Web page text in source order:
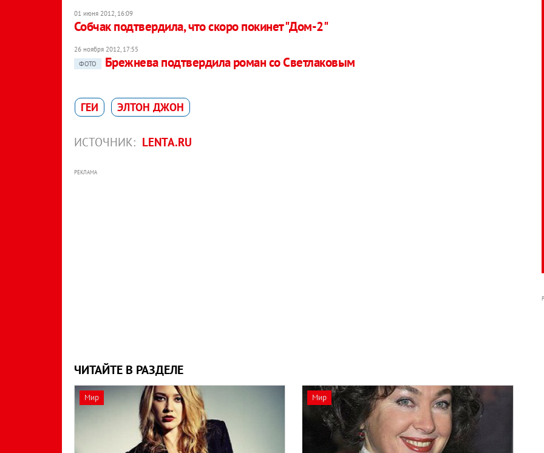
01 июня 2012, 16:09
Собчак подтвердила, что скоро покинет "Дом-2"
26 ноября 2012, 17:55
ФОТО
Брежнева подтвердила роман со Светлаковым
ГЕИ ЭЛТОН ДЖОН
ИСТОЧНИК: LENTA.RU
РЕКЛАМА
ЧИТАЙТЕ В РАЗДЕЛЕ
Мир Мир